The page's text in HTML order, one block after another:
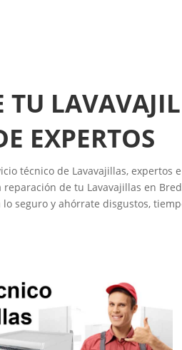
EXPERTOS
técnico de Lavavajillas, expertos
de tu Lavavajillas en
seguro y ahórrate disgustos,